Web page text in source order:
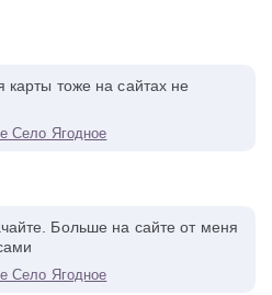
тоже на сайтах не
Село Ягодное
Больше на сайте от меня
Село Ягодное